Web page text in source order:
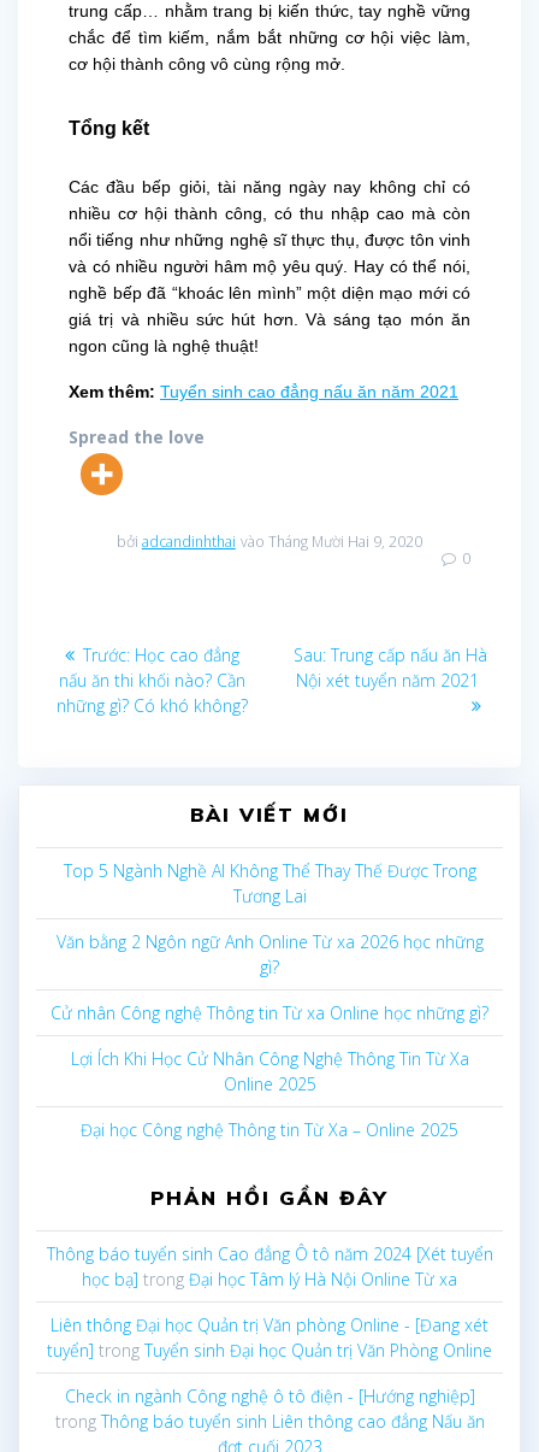
trung cấp… nhằm trang bị kiến thức, tay nghề vững
chắc để tìm kiếm, nắm bắt những cơ hội việc làm,
cơ hội thành công vô cùng rộng mở.
Tổng kết
Các đầu bếp giỏi, tài năng ngày nay không chỉ có
nhiều cơ hội thành công, có thu nhập cao mà còn
nổi tiếng như những nghệ sĩ thực thụ, được tôn vinh
và có nhiều người hâm mộ yêu quý. Hay có thể nói,
nghề bếp đã “khoác lên mình” một diện mạo mới có
giá trị và nhiều sức hút hơn. Và sáng tạo món ăn
ngon cũng là nghệ thuật!
Xem thêm: Tuyển sinh cao đẳng nấu ăn năm 2021
Spread the love
bởi adcandinhthai vào Tháng Mười Hai 9, 2020
0
hướng
Trước: Bài
trước
Học cao đẳng
nấu ăn thi khối nào? Cần
những gì? Có khó không?
Sau:Bài
sau:
Trung cấp nấu ăn Hà
Nội xét tuyển năm 2021
BÀI VIẾT MỚI
Top 5 Ngành Nghề AI Không Thể Thay Thế Được Trong
Tương Lai
Văn bằng 2 Ngôn ngữ Anh Online Từ xa 2026 học những
gì?
Cử nhân Công nghệ Thông tin Từ xa Online học những gì?
Lợi Ích Khi Học Cử Nhân Công Nghệ Thông Tin Từ Xa
Online 2025
Đại học Công nghệ Thông tin Từ Xa – Online 2025
PHẢN HỒI GẦN ĐÂY
Thông báo tuyển sinh Cao đẳng Ô tô năm 2024 [Xét tuyển
học bạ] trong Đại học Tâm lý Hà Nội Online Từ xa
Liên thông Đại học Quản trị Văn phòng Online - [Đang xét
tuyển] trongTuyển sinh Đại học Quản trị Văn Phòng Online
Check in ngành Công nghệ ô tô điện - [Hướng nghiệp]
trongThông báo tuyển sinh Liên thông cao đẳng Nấu ăn
đợt cuối 2023